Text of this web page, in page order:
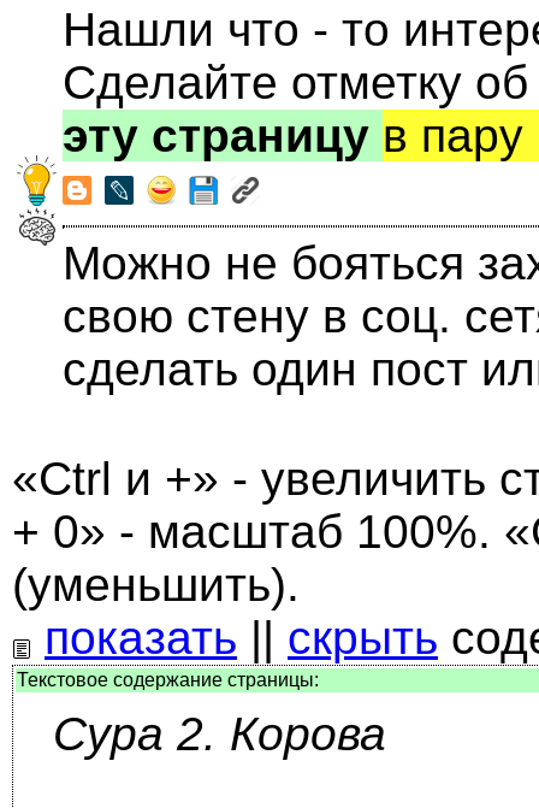
Нашли что - то
Сделайте отметку
эту страницу в пару
Можно не бояться
свою стену в соц.
сделать один пост
«Ctrl и +» - увеличить
+ 0» - масштаб 100%.
(уменьшить).
показать || скрыть
Текстовое содержание страницы:
Сура 2. Корова